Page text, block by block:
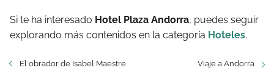
Si te ha interesado Hotel Plaza Andorra, puedes seguir
explorando más contenidos en la categoría Hoteles.
El obrador de Isabel Maestre Viaje a Andorra